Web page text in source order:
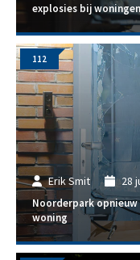
explosies bij
Erik Smit 28
Noorderpark
woning
112